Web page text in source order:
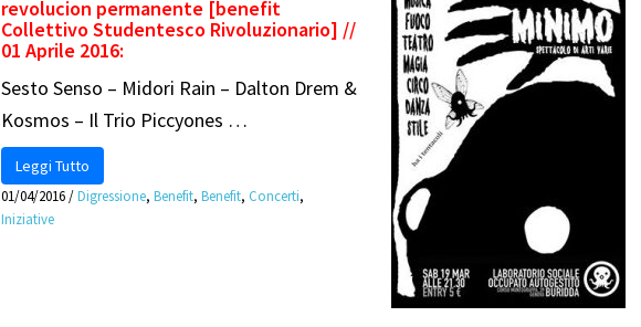
revolucion permanente [benefit
Collettivo Studentesco Rivoluzionario] //
01 Aprile 2016:
Sesto Senso – Midori Rain – Dalton Drem &
Kosmos – Il Trio Piccyones …
Leggi Tutto
01/04/2016/Digressione,Benefit,Benefit, Concerti,
Iniziative